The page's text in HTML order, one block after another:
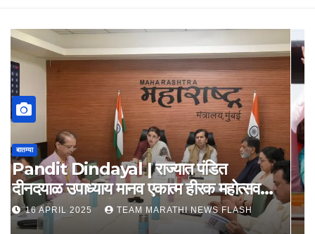
बातम्या
देवेंद्र फडणवीसांच्या उपस्थितीत, कौशल्य रोजगार
उद्योजकता आणि नाविन्यता विभागाचे तीन
सामंजस्य करार
15 APRIL 2025 TEAM MARATHI NEWS FLASH